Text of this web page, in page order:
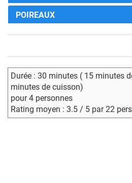
POIREAUX
Durée : 30 minutes ( 15 minutes
minutes de cuisson)
pour 4 personnes
Rating moyen : 3.5 / 5 par 22